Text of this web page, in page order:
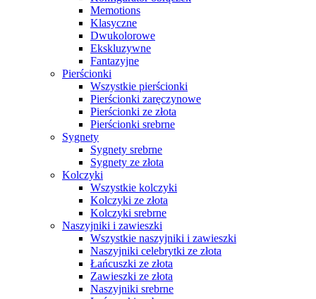
Memotions
Klasyczne
Dwukolorowe
Ekskluzywne
Fantazyjne
Pierścionki
Wszystkie pierścionki
Pierścionki zaręczynowe
Pierścionki ze złota
Pierścionki srebrne
Sygnety
Sygnety srebrne
Sygnety ze złota
Kolczyki
Wszystkie kolczyki
Kolczyki ze złota
Kolczyki srebrne
Naszyjniki i zawieszki
Wszystkie naszyjniki i zawieszki
Naszyjniki celebrytki ze złota
Łańcuszki ze złota
Zawieszki ze złota
Naszyjniki srebrne